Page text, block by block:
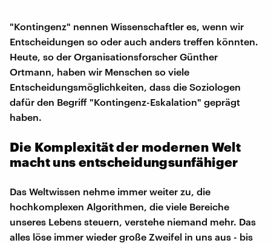
"Kontingenz" nennen Wissenschaftler es, wenn wir
Entscheidungen so oder auch anders treffen könnten.
Heute, so der Organisationsforscher Günther
Ortmann, haben wir Menschen so viele
Entscheidungsmöglichkeiten, dass die Soziologen
dafür den Begriff "Kontingenz-Eskalation" geprägt
haben.
Die Komplexität der modernen Welt
macht uns entscheidungsunfähiger
Das Weltwissen nehme immer weiter zu, die
hochkomplexen Algorithmen, die viele Bereiche
unseres Lebens steuern, verstehe niemand mehr. Das
alles löse immer wieder große Zweifel in uns aus - bis